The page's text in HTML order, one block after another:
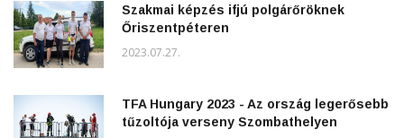
Szakmai képzés ifjú polgárőröknek
Őriszentpéteren
2023.07.27.
TFA Hungary 2023 - Az ország legerősebb
tűzoltója verseny Szombathelyen